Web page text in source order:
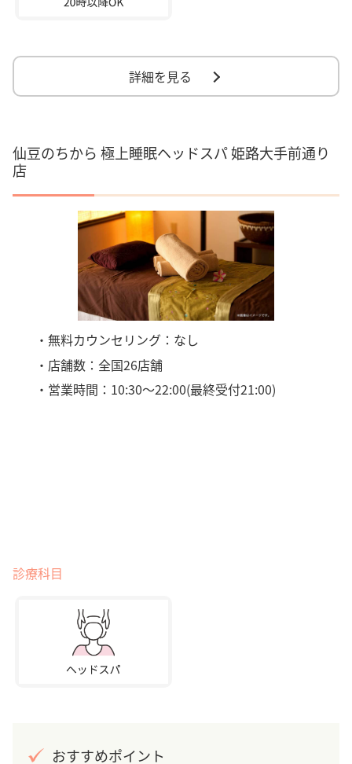
詳細を見る
仙豆のちから 極上睡眠ヘッドスパ 姫路大手前通り
店
・無料カウンセリング：なし
・店舗数：全国26店舗
・営業時間：10:30～22:00(最終受付21:00)
診療科目
おすすめポイント